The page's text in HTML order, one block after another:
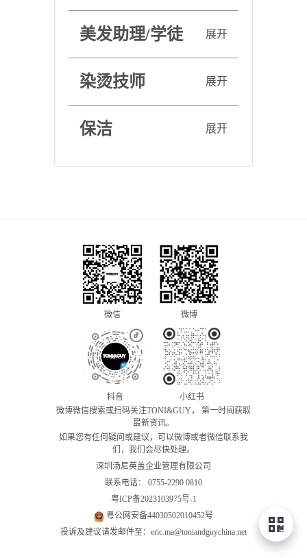
美发助理/学徒 展开
染烫技师 展开
保洁 展开
微信 微博
抖音
小红书
微博微信搜索或扫码关注TONI&GUY， 第一时间获取
最新资讯。
如果您有任何疑问或建议，可以微博或者微信联系我
们，我们会尽快处理。
深圳汤尼英盖企业管理有限公司
联系电话： 0755-2290 0810
粤ICP备2023103975号-1
粤公网安备44030502010452号
投诉及建议请发邮件至：eric.ma@toniandguychina.net